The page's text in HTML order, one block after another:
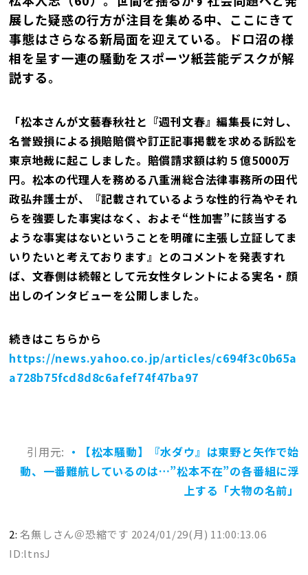
展した疑惑の行方が注目を集める中、ここにきて
事態はさらなる新局面を迎えている。ドロ沼の様
相を呈す一連の騒動をスポーツ紙芸能デスクが解
説する。
「松本さんが文藝春秋社と『週刊文春』編集長に対し、
名誉毀損による損賠賠償や訂正記事掲載を求める訴訟を
東京地裁に起こしました。賠償請求額は約５億5000万
円。松本の代理人を務める八重洲総合法律事務所の田代
政弘弁護士が、『記載されているような性的行為やそれ
らを強要した事実はなく、およそ“性加害”に該当する
ような事実はないということを明確に主張し立証してま
いりたいと考えております』とのコメントを発表すれ
ば、文春側は続報として元女性タレントによる実名・顔
出しのインタビューを公開しました。
続きはこちらから
https://news.yahoo.co.jp/articles/c694f3c0b65a
a728b75fcd8d8c6afef74f47ba97
引用元: ・【松本騒動】『水ダウ』は東野と矢作で始
動、一番難航しているのは…”松本不在”の各番組に浮
上する「大物の名前」
2:名無しさん＠恐縮です 2024/01/29(月) 11:00:13.06
ID:ltnsJ